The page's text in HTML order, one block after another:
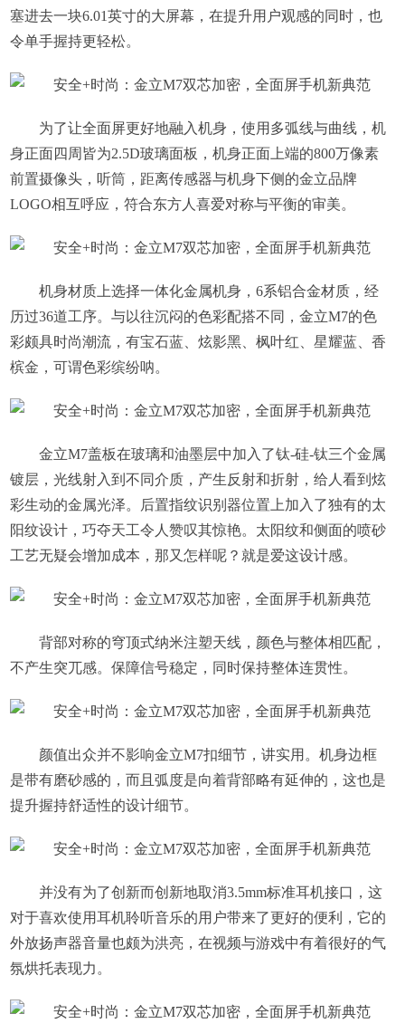
塞进去一块6.01英寸的大屏幕，在提升用户观感的同时，也
令单手握持更轻松。
为了让全面屏更好地融入机身，使用多弧线与曲线，机
身正面四周皆为2.5D玻璃面板，机身正面上端的800万像素
前置摄像头，听筒，距离传感器与机身下侧的金立品牌
LOGO相互呼应，符合东方人喜爱对称与平衡的审美。
机身材质上选择一体化金属机身，6系铝合金材质，经
历过36道工序。与以往沉闷的色彩配搭不同，金立M7的色
彩颇具时尚潮流，有宝石蓝、炫影黑、枫叶红、星耀蓝、香
槟金，可谓色彩缤纷呐。
金立M7盖板在玻璃和油墨层中加入了钛-硅-钛三个金属
镀层，光线射入到不同介质，产生反射和折射，给人看到炫
彩生动的金属光泽。后置指纹识别器位置上加入了独有的太
阳纹设计，巧夺天工令人赞叹其惊艳。太阳纹和侧面的喷砂
工艺无疑会增加成本，那又怎样呢？就是爱这设计感。
背部对称的穹顶式纳米注塑天线，颜色与整体相匹配，
不产生突兀感。保障信号稳定，同时保持整体连贯性。
颜值出众并不影响金立M7扣细节，讲实用。机身边框
是带有磨砂感的，而且弧度是向着背部略有延伸的，这也是
提升握持舒适性的设计细节。
并没有为了创新而创新地取消3.5mm标准耳机接口，这
对于喜欢使用耳机聆听音乐的用户带来了更好的便利，它的
外放扬声器音量也颇为洪亮，在视频与游戏中有着很好的气
氛烘托表现力。